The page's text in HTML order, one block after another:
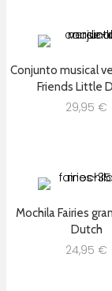
Conjunto musical
Friends Little
29,95 €
Mochila Fairies
Dutch
24,95 €